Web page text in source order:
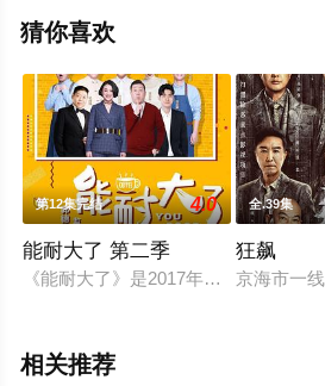
可移步至豆瓣电视剧、电视猫或剧情
猜你喜欢
第12集完结 4.0
能耐大了 第二季
《能耐大了》是2017年网剧《林子
全.39集
狂飙
京海市一
相关推荐